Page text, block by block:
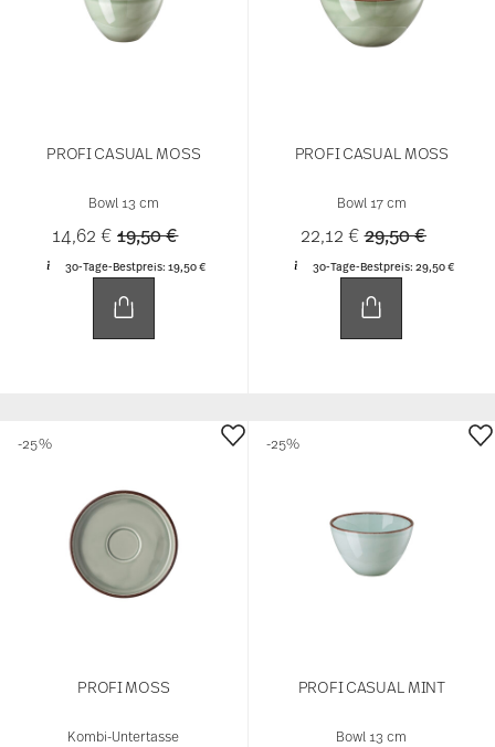
PROFI CASUAL MOSS
Bowl 13 cm
14,62 €Price reduced from
19,50 €to
30-Tage-Bestpreis: 19,50 €
PROFI CASUAL MOSS
Bowl 17 cm
22,12 €Price reduced
29,50 €to
30-Tage-Bestpreis: 29,50 €
PROFI MOSS
Kombi-Untertasse
-25%
PROFI CASUAL MINT
Bowl 13 cm
-25%